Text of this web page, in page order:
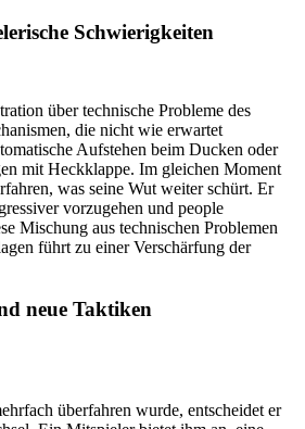
Schwierigkeiten
über technische Probleme des
die nicht wie erwartet
Aufstehen beim Ducken oder
mit Heckklappe. Im gleichen Moment
was seine Wut weiter schürt. Er
vorzugehen und people
Mischung aus technischen Problemen
führt zu einer Verschärfung der
neue Taktiken
überfahren wurde, entscheidet er